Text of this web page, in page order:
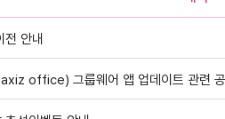
안내
office) 그룹웨어 앱 업데이트 관련